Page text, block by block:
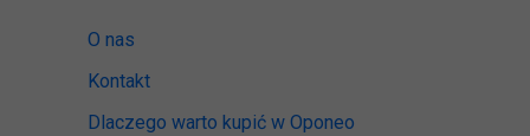
O nas
Kontakt
Dlaczego warto kupić w Oponeo